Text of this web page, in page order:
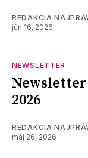
REDAKCIA
jún 16, 2026
NEWSLETTER
2026
REDAKCIA
máj 26, 2026